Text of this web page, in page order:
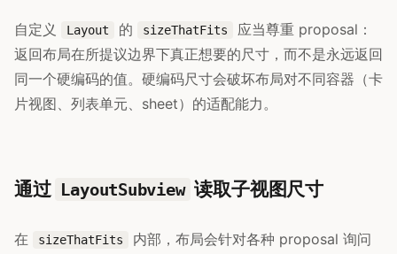
自定义 Layout 的 sizeThatFits
应当尊重 proposal：
返回布局在所提议边界下真正想要的尺寸，而不是永远返回
同一个硬编码的值。硬编码尺寸会破坏布局对不同容器（卡
片视图、列表单元、sheet）的适配能力。
通过 LayoutSubview 读取子视图尺寸
在 sizeThatFits
内部，布局会针对各种 proposal 询问